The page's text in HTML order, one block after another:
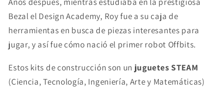
Bezal el Design Academy, Roy fue a su caja de
herramientas en busca de piezas interesantes para
jugar, y así fue cómo nació el primer robot Offbits.
Estos kits de construcción son un juguetes STEAM
(Ciencia, Tecnología, Ingeniería, Arte y Matemáticas)